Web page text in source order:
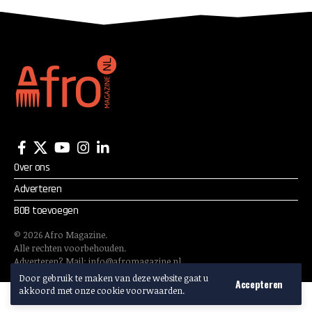
Door gebruik te maken van deze website gaat u
akkoord met onze cookie voorwaarden.
Accepteren
Over ons
Adverteren
BOB toevoegen
© 2026Afro Magazine.
Alle rechten voorbehouden.
Adverteren? Mail:info@afromagazine.nl